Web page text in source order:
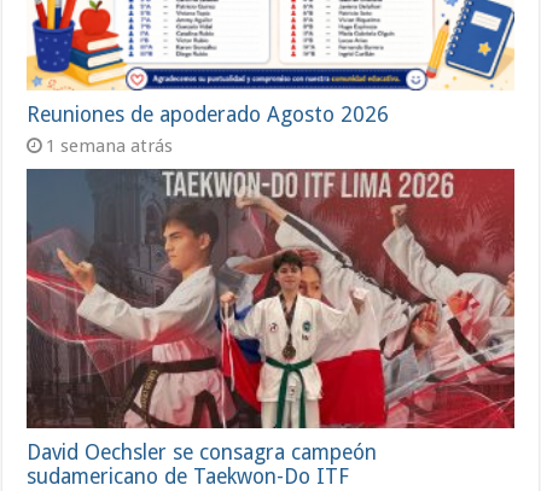
Reuniones de apoderado Agosto 2026
1 semana atrás
David Oechsler se consagra campeón
sudamericano de Taekwon-Do ITF